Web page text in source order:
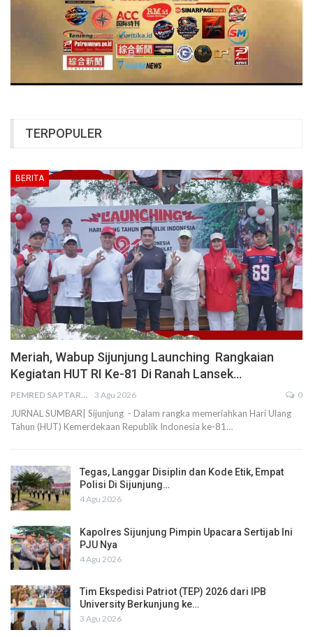
TERPOPULER
BERITA
Meriah, Wabup Sijunjung Launching Rangkaian
Kegiatan HUT RI Ke-81 Di Ranah Lansek…
PEMRED SAPTARIUS 3 Agu 2026 0
JURNAL SUMBAR| Sijunjung - Dalam rangka memeriahkan Hari Ulang
Tahun (HUT) Kemerdekaan Republik Indonesia ke-81…
Tegas, Langgar Disiplin dan Kode Etik, Empat
Polisi Di Sijunjung…
4 Agu 2026
Kapolres Sijunjung Pimpin Upacara Sertijab Ini
PJU Nya
4 Agu 2026
Tim Ekspedisi Patriot (TEP) 2026 dari IPB
University Berkunjung ke…
3 Agu 2026